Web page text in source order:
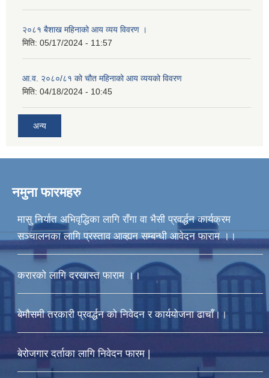
२०८१ बैशाख महिनाको आय व्यय विवरण ।
मिति: 05/17/2024 - 11:57
आ.व. २०८०/८१ को चौत महिनाको आय व्ययको विवरण
मिति: 04/18/2024 - 10:45
अन्य
नमुना फारमहरु
मासु निर्यात अभिवृद्धिका लागि राँगा वा भैसी प्रवर्द्धन कार्यक्रम
सञ्चालनका लागि प्रस्ताव आव्ह्यन सम्बन्धी आवेदन फाराम ।।
करारको लागि दरखास्त फाराम ।।
बेमौसमी तरकारी प्रवर्द्धन को निवेदन र कार्ययोजना ढाचाँ।।
बेरोजगार दर्ताका लागि निवेदन फारम |